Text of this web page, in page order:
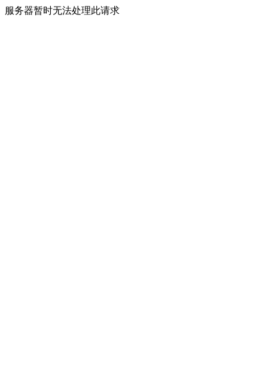
服务器暂时无法处理此请求